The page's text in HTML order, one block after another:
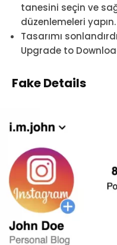
tanesini seçin ve
düzenlemeleri yapın.
Tasarımı
Upgrade to
Fake Details